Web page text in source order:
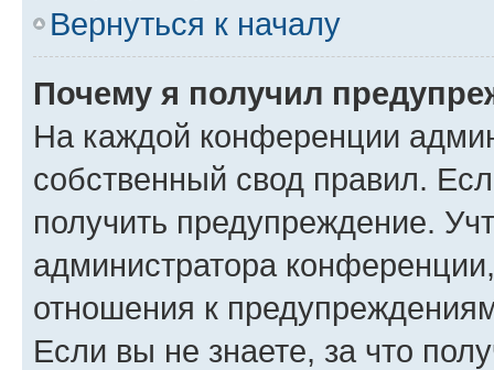
Вернуться к началу
Почему я получил
На каждой конференции
собственный свод правил.
получить предупреждение.
администратора
отношения к
Если вы не знаете, за что